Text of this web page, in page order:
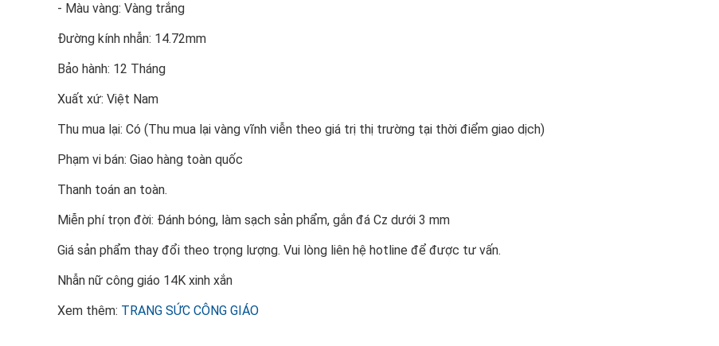
- Màu vàng: Vàng trắng
Đường kính nhẫn: 14.72mm
Bảo hành: 12 Tháng
Xuất xứ: Việt Nam
Thu mua lại: Có (Thu mua lại vàng vĩnh viễn theo giá trị thị trường tại thời điểm giao dịch)
Phạm vi bán: Giao hàng toàn quốc
Thanh toán an toàn.
Miễn phí trọn đời: Đánh bóng, làm sạch sản phẩm, gắn đá Cz dưới 3 mm
Giá sản phẩm thay đổi theo trọng lượng. Vui lòng liên hệ hotline để được tư vấn.
Nhẫn nữ công giáo 14K xinh xắn
Xem thêm: TRANG SỨC CÔNG GIÁO